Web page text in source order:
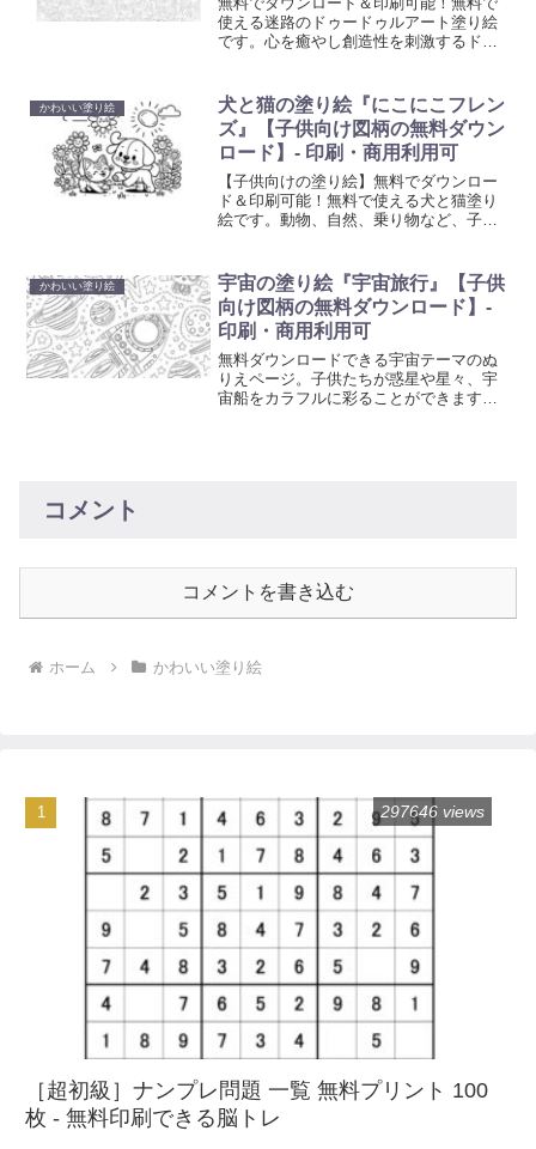
使える迷路のドゥードゥルアート塗り絵
です。心を癒やし創造性を刺激するドゥ
楽しめる、リラクゼーションに最適なア
ート活動を始めましょう。
かわいい塗り絵
犬と猫の塗り絵『にこにこフレン
ズ』【子供向け図柄の無料ダウン
ロード】- 印刷・商用利用可
【子供向けの塗り絵】無料でダウンロー
ド＆印刷可能！無料で使える犬と猫塗り
絵です。動物、自然、乗り物など、子供
い活動で、お子様の色彩感覚と手先の器
用さを向上させましょう。
かわいい塗り絵
宇宙の塗り絵『宇宙旅行』【子供
向け図柄の無料ダウンロード】-
印刷・商用利用可
無料ダウンロードできる宇宙テーマのぬ
りえページ。子供たちが惑星や星々、宇
宙船をカラフルに彩ることができます。
コメント
コメントを書き込む
ホーム かわいい塗り絵
［超初級］ナンプレ問題 一覧 無料プリント 100
枚 - 無料印刷できる脳トレ
297646 views